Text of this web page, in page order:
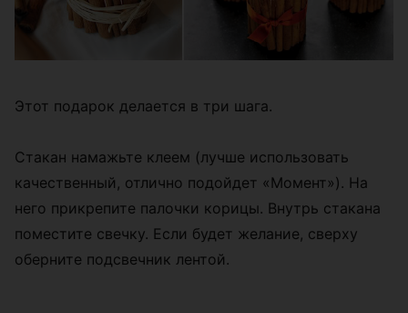
Этот подарок делается в три шага.
Стакан намажьте клеем (лучше использовать
качественный, отлично подойдет «Момент»). На
него прикрепите палочки корицы. Внутрь стакана
поместите свечку. Если будет желание, сверху
оберните подсвечник лентой.